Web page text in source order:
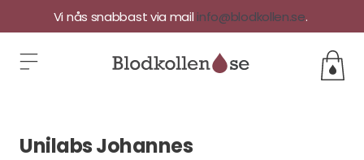
Vi nås snabbast via mail info@blodkollen.se.
Unilabs Johannes